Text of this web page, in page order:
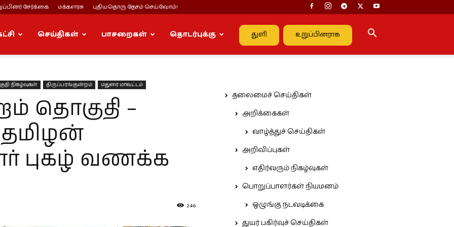
சேர்க்கை மக்களரசு புதியதொரு தேசம் செய்வோம்!
துளி உறுப்பினராக
செய்திகள் பாசறைகள் தொடர்புக்கு
நிகழ்வுகள் திருப்பரங்குன்றம் மதுரை மாவட்டம்
தொகுதி –
புகழ் வணக்க
246
தலைமைச் செய்திகள்
அறிக்கைகள்
வாழ்த்துச் செய்திகள்
அறிவிப்புகள்
எதிர்வரும் நிகழ்வுகள்
பொறுப்பாளர்கள் நியமனம்
ஒழுங்கு நடவடிக்கை
துயர் பகிர்வுச் செய்திகள்